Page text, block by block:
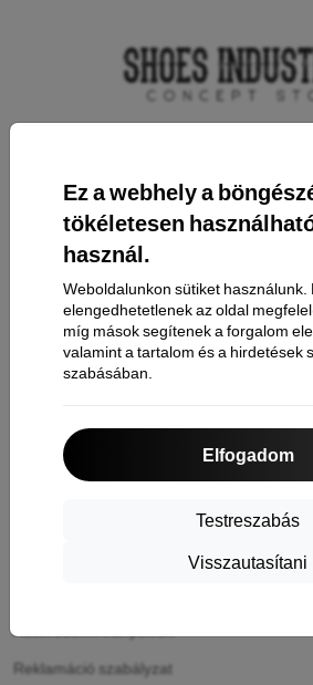
Ez a webhely a
tökéletesen
használ.
Weboldalunkon sütiket használunk.
elengedhetetlenek az oldal
míg mások segítenek a forgalom
valamint a tartalom és a hirdetések
szabásában.
Elfogadom
Testreszabás
Visszautasítani
Bevásárlás
Szállítás & Fizetés
Cashback
Áru visszaküldése
Kapcsolat
Adatvédelmi irányelvek
Reklamáció szabályzat